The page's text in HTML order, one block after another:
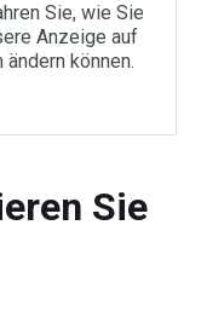
Sie, wie Sie
Anzeige auf
können.
Sie